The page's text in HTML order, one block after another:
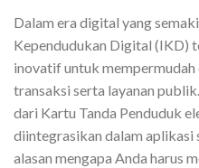
Dalam era digital yang
Kependudukan Digital (IKD)
inovatif untuk
transaksi serta layanan
dari Kartu Tanda Penduduk
diintegrasikan dalam aplikasi
alasan mengapa Anda harus